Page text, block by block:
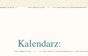
Kalendarz: